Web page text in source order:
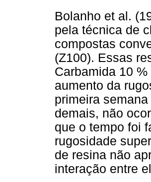
Bolanho et al.
pela técnica de
compostas
(Z100). Essas
Carbamida 10
aumento da
primeira
demais, não
que o tempo foi
rugosidade
de resina não
interação entre